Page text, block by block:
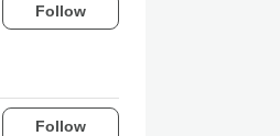
Follow
Follow